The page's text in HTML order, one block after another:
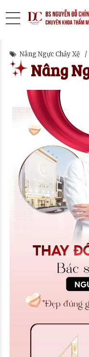
Nâng Ngực Chảy Xệ
Nâng